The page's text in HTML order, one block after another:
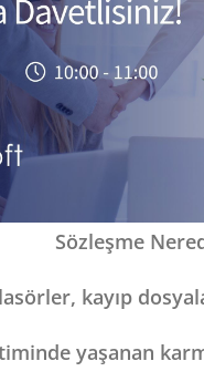
Sözleşme
kayıp
yaşanan